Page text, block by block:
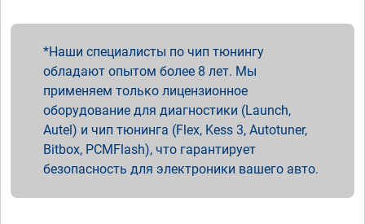
Наши специалисты по чип тюнингу
обладают опытом более 8 лет. Мы
применяем только лицензионное
оборудование для диагностики (Launch,
Autel) и чип тюнинга (Flex, Kess 3, Autotuner,
Bitbox, PCMFlash), что гарантирует
безопасность для электроники вашего авто.